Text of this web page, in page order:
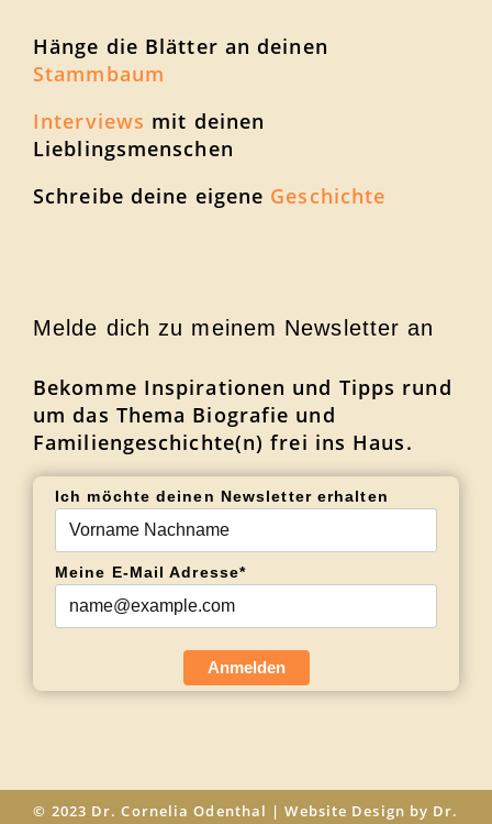
Hänge die Blätter an deinen
Stammbaum
Interviews mit deinen
Lieblingsmenschen
Schreibe deine eigene Geschichte
Melde dich zu meinem Newsletter an
Bekomme Inspirationen und Tipps rund
um das Thema Biografie und
Familiengeschichte(n) frei ins Haus.
Ich möchte deinen Newsletter erhalten
Meine E-Mail Adresse*
Anmelden
© 2023 Dr. Cornelia Odenthal | Website Design by Dr.